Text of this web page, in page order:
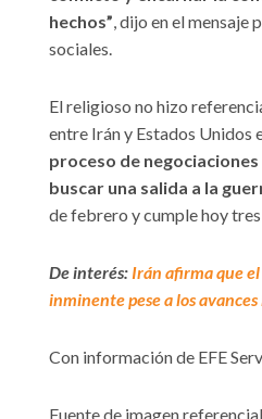
hechos”, dijo en el mensaje
sociales.
El religioso no hizo
entre Irán y Estados Unidos
proceso de
buscar una salida a la
de febrero y cumple hoy tres
De interés: Irán afirma que el
inminente pese a los
Con información de EFE
Fuente de imagen